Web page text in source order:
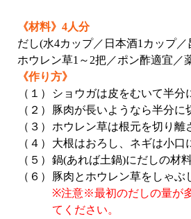
《材料》4人分
だし(水4カップ／日本酒1カップ
ホウレン草1～2把／ポン酢適宜／
《作り方》
（１）
ショウガは皮をむいて半分
（２）
豚肉が長いようなら半分に
（３）
ホウレン草は根元を切り離
（４）
大根はおろし、ネギは小口
（５） 鍋(あれば土鍋)にだしの材
（６）
豚肉とホウレン草をしゃぶ
※注意※最初のだしの量が
てください。